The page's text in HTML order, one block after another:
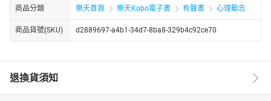
商品分類 樂天首頁 樂天Kobo電子書 有聲書 心理勵志
商品貨號(SKU) d2889697-a4b1-34d7-8ba8-329b4c92ce70
退換貨須知